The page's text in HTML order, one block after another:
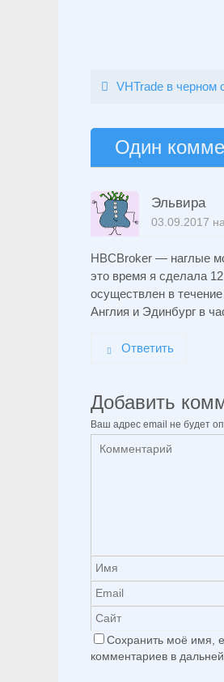
VHTrade в черном
Один
Эльвира
03.09.2017
HBCBroker — наглые
это время я сделала
осуществлен в
Англия и Эдинбург в
Ответить
Добавить
Ваш адрес email не будет
Сохранить моё имя,
комментариев в